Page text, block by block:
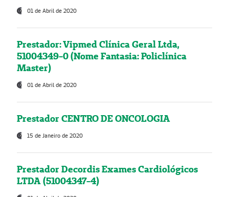
01 de Abril de 2020
Prestador: Vipmed Clínica Geral Ltda,
51004349-0 (Nome Fantasia: Policlínica
Master)
01 de Abril de 2020
Prestador CENTRO DE ONCOLOGIA
15 de Janeiro de 2020
Prestador Decordis Exames Cardiológicos
LTDA (51004347-4)